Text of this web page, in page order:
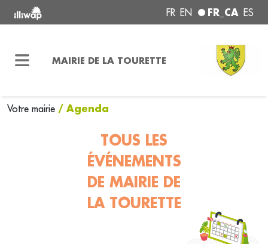
FR EN FR_CA ES
MAIRIE DE LA TOURETTE
Votre mairie / Agenda
TOUS LES
ÉVÉNEMENTS
DE MAIRIE DE
LA TOURETTE